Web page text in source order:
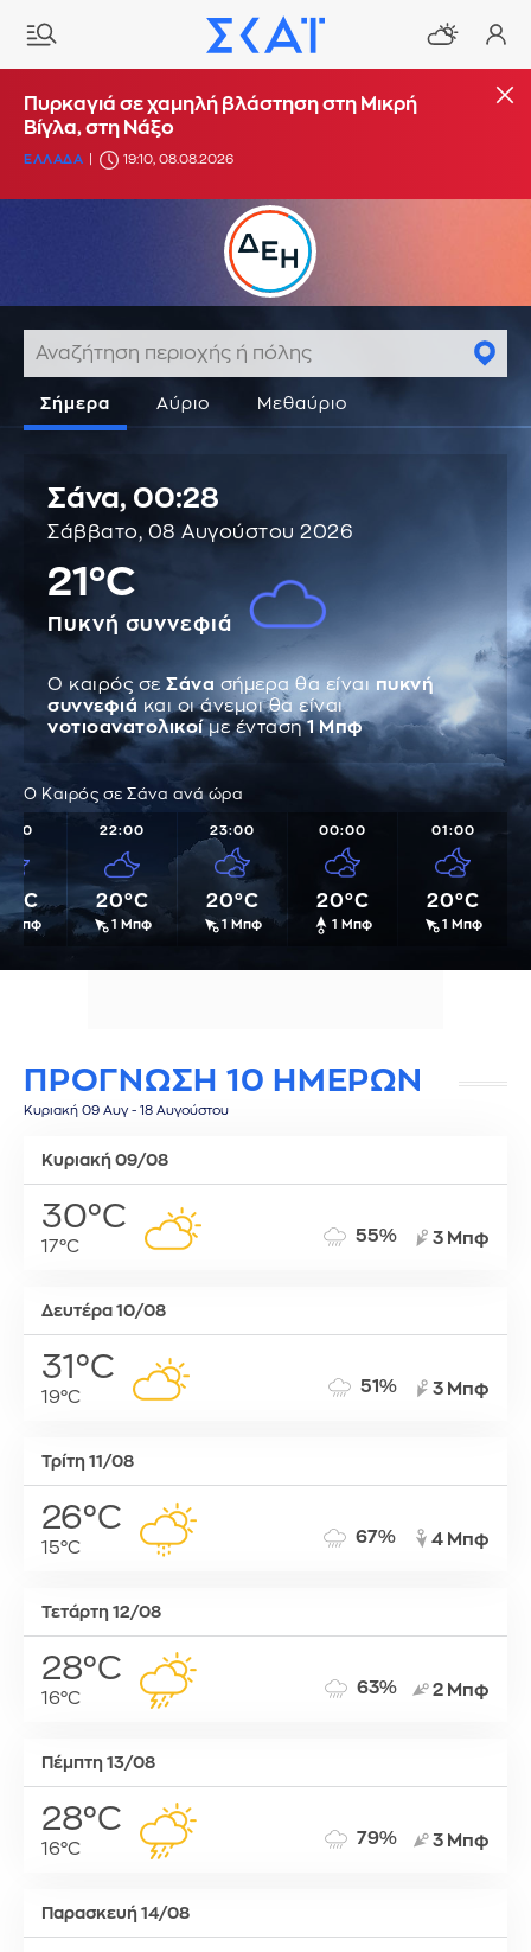
Πυρκαγιά σε χαμηλή βλάστηση στη Μικρή
Βίγλα, στη Νάξο
ΕΛΛΑΔΑ 19:10, 08.08.2026
Σήμερα Αύριο Μεθαύριο
Σάνα, 00:28
Σάββατο, 08 Αυγούστου 2026
21°C
Πυκνή συννεφιά
Ο καιρός σε Σάνα σήμερα θα είναι πυκνή
συννεφιά και οι άνεμοι θα είναι
νοτιοανατολικοίμε ένταση1 Μπφ
Ο Καιρός σε Σάνα ανά ώρα
1 Μπφ
22:00
20°C
1 Μπφ
23:00
20°C
1 Μπφ
00:00
20°C
1 Μπφ
01:00
20°C
1 Μπφ
ΠΡΟΓΝΩΣΗ 10 ΗΜΕΡΩΝ
Κυριακή 09 Αυγ - 18 Αυγούστου
Κυριακή 09/08
30°C
17°C
55% 3 Μπφ
Δευτέρα 10/08
31°C
19°C
51% 3 Μπφ
Τρίτη 11/08
26°C
15°C
67% 4 Μπφ
Τετάρτη 12/08
28°C
16°C
63% 2 Μπφ
Πέμπτη 13/08
28°C
16°C
79% 3 Μπφ
Παρασκευή 14/08